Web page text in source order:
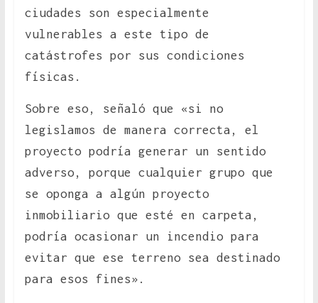
ciudades son especialmente
vulnerables a este tipo de
catástrofes por sus condiciones
físicas.
Sobre eso, señaló que «si no
legislamos de manera correcta, el
proyecto podría generar un sentido
adverso, porque cualquier grupo que
se oponga a algún proyecto
inmobiliario que esté en carpeta,
podría ocasionar un incendio para
evitar que ese terreno sea destinado
para esos fines».